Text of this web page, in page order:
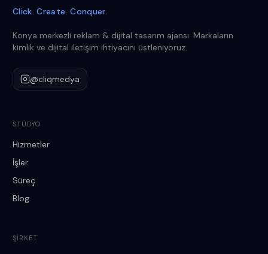
Click. Create. Conquer.
Konya merkezli reklam & dijital tasarım ajansı. Markaların
kimlik ve dijital iletişim ihtiyacını üstleniyoruz.
@cliqmedya
STÜDYO
Hizmetler
İşler
Süreç
Blog
ŞIRKET